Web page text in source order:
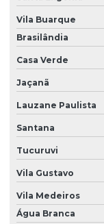
Montagem De
Montagem De
Orçamento De
Recuperação
Recuperação De
Recuperação De
Recuperação De
Recuperação De
Recuperação De
Vila Buarque
Brasilândia
Casa Verde
Jaçanã
Lauzane Paulista
Santana
Tucuruvi
Vila Gustavo
Vila Medeiros
Água Branca